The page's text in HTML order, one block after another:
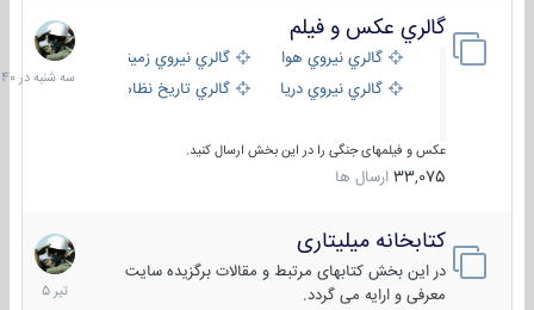
گالري عكس و فيلم
گالري نيروي هوايي
گالري نيروي زميني
گالري نيروي دريايي
گالري تاریخ نظامی
عکس و فیلمهای جنگی را در این بخش ارسال کنید.
33,075 ارسال ها
سه
شنبه
در
کتابخانه میلیتاری
در این بخش کتابهای مرتبط و مقالات برگزیده سایت
معرفی و ارایه می گردد.
16
تیر
1405